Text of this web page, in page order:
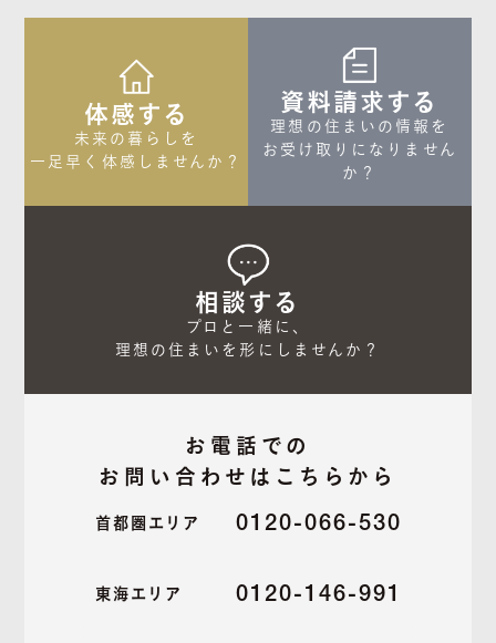
体感する
未来の暮らしを
一足早く体感しませんか？
資料請求する
理想の住まいの情報を
お受け取りになりません
か？
相談する
プロと一緒に、
理想の住まいを形にしませんか？
お電話での
お問い合わせはこちらから
首都圏エリア 0120-066-530
東海エリア 0120-146-991